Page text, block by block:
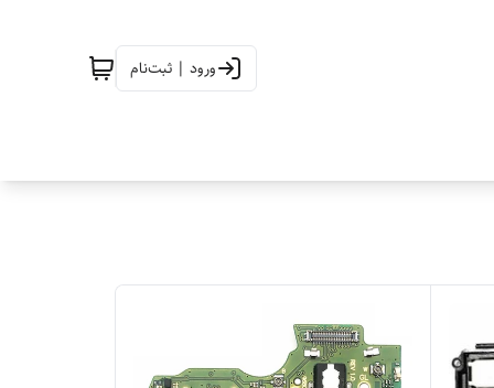
ورود | ثبت‌نام